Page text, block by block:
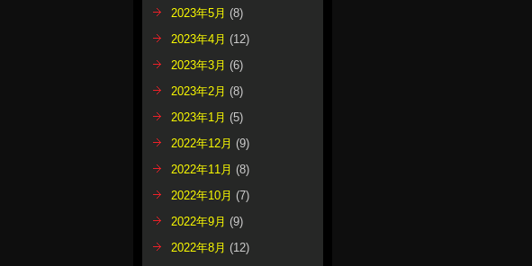
2023年5月 (8)
2023年4月 (12)
2023年3月 (6)
2023年2月 (8)
2023年1月 (5)
2022年12月 (9)
2022年11月 (8)
2022年10月 (7)
2022年9月 (9)
2022年8月 (12)